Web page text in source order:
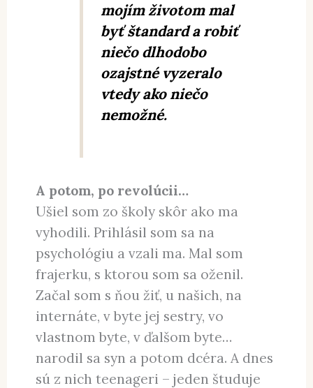
mojím životom mal
byť štandard a robiť
niečo dlhodobo
ozajstné vyzeralo
vtedy ako niečo
nemožné.
A potom, po revolúcii…
Ušiel som zo školy skôr ako ma
vyhodili. Prihlásil som sa na
psychológiu a vzali ma. Mal som
frajerku, s ktorou som sa oženil.
Začal som s ňou žiť, u našich, na
internáte, v byte jej sestry, vo
vlastnom byte, v ďalšom byte…
narodil sa syn a potom dcéra. A dnes
sú z nich teenageri – jeden študuje